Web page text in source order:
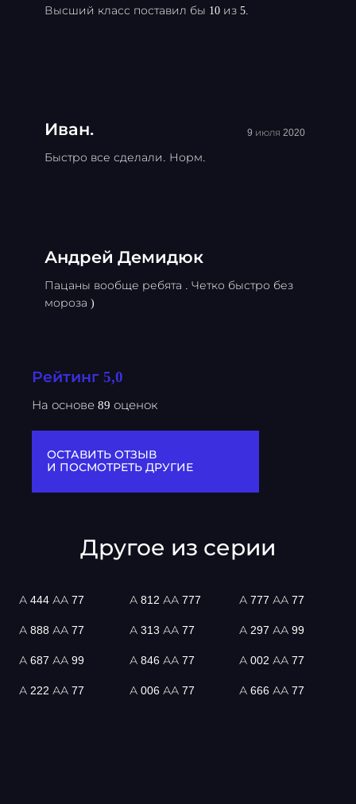
Высший класс поставил бы 10 из 5.
Иван. 9 июля 2020
Быстро все сделали. Норм.
Андрей Демидюк
Пацаны вообще ребята . Четко быстро без
мороза )
Рейтинг 5,0
На основе 89 оценок
ОСТАВИТЬ ОТЗЫВ
И ПОСМОТРЕТЬ ДРУГИЕ
Другое из серии
А 444 АА 77 А 812 АА 777 А 777 АА 77
А 888 АА 77 А 313 АА 77 А 297 АА 99
А 687 АА 99 А 846 АА 77 А 002 АА 77
А 222 АА 77 А 006 АА 77 А 666 АА 77